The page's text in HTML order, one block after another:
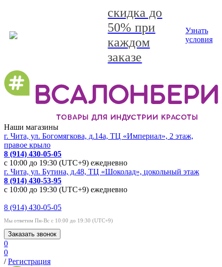
скидка до
50% при
каждом
заказе
Узнать
условия
Наши магазины
г. Чита, ул. Богомягкова, д.14а, ТЦ «Империал», 2 этаж,
правое крыло
8 (914) 430-05-05
с 10:00 до 19:30 (UTC+9) ежедневно
г. Чита, ул. Бутина, д.48, ТЦ «Шоколад», цокольный этаж
8 (914) 430-53-95
с 10:00 до 19:30 (UTC+9) ежедневно
8 (914) 430-05-05
Мы ответим Пн-Вс с 10:00 до 19:30 (UTC+9)
Заказать звонок
0
0
/ Регистрация